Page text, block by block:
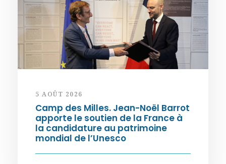
5 AOÛT 2026
Camp des Milles. Jean-Noël Barrot
apporte le soutien de la France à
la candidature au patrimoine
mondial de l’Unesco